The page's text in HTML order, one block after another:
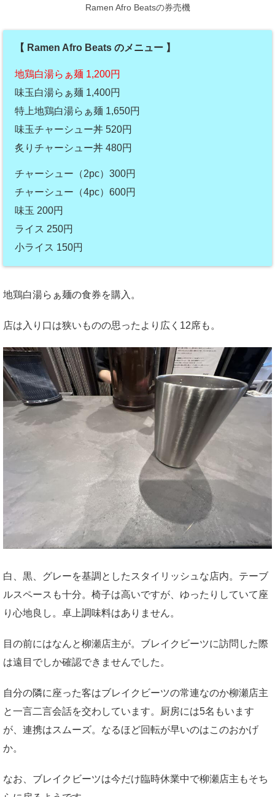
Ramen Afro Beatsの券売機
【 Ramen Afro Beats のメニュー 】
地鶏白湯らぁ麺 1,200円
味玉白湯らぁ麺 1,400円
特上地鶏白湯らぁ麺 1,650円
味玉チャーシュー丼 520円
炙りチャーシュー丼 480円
チャーシュー（2pc）300円
チャーシュー（4pc）600円
味玉 200円
ライス 250円
小ライス 150円
地鶏白湯らぁ麺の食券を購入。
店は入り口は狭いものの思ったより広く12席も。
白、黒、グレーを基調としたスタイリッシュな店内。テーブ
ルスペースも十分。椅子は高いですが、ゆったりしていて座
り心地良し。卓上調味料はありません。
目の前にはなんと柳瀬店主が。ブレイクビーツに訪問した際
は遠目でしか確認できませんでした。
自分の隣に座った客はブレイクビーツの常連なのか柳瀬店主
と一言二言会話を交わしています。厨房には5名もいます
が、連携はスムーズ。なるほど回転が早いのはこのおかげ
か。
なお、ブレイクビーツは今だけ臨時休業中で柳瀬店主もそち